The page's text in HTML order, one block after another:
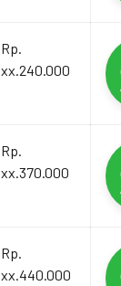
Rp.
xx.240.000
Rp.
xx.370.000
Rp.
xx.440.000